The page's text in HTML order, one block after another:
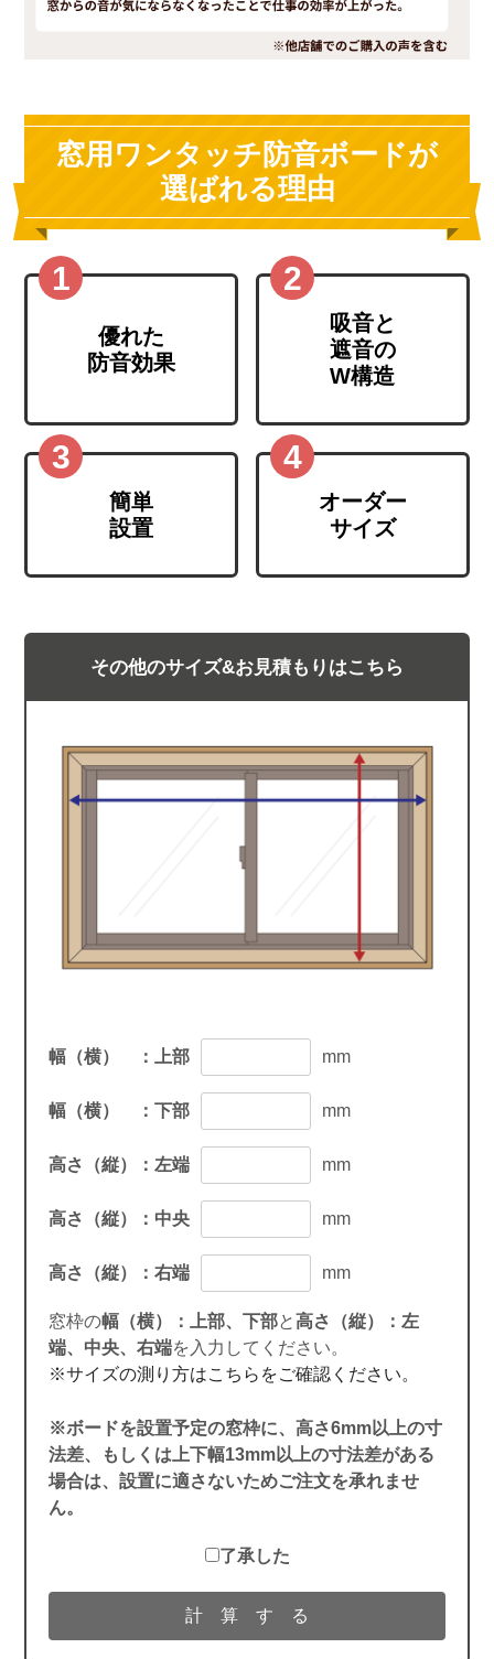
窓用ワンタッチ防音ボードが
選ばれる理由
優れた
防音効果
吸音と
遮音の
W構造
簡単
設置
オーダー
サイズ
その他のサイズ&お見積もりはこちら
幅（横） ：上部 mm
幅（横） ：下部 mm
高さ（縦）：左端 mm
高さ（縦）：中央 mm
高さ（縦）：右端 mm
窓枠の幅（横）：上部、下部と高さ（縦）：左
端、中央、右端を入力してください。
※サイズの測り方はこちらをご確認ください。
※ボードを設置予定の窓枠に、高さ6mm以上の寸
法差、もしくは上下幅13mm以上の寸法差がある
場合は、設置に適さないためご注文を承れませ
ん。
了承した